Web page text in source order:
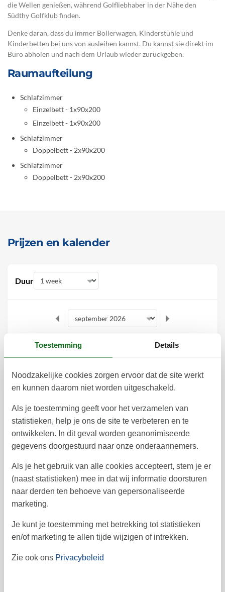
die Wellen genießen, während Golfliebhaber in der Nähe den
Südthy Golfklub finden.
Denke daran, dass du immer Bollerwagen, Kinderstühle und
Kinderbetten bei uns von ausleihen kannst. Du kannst sie direkt im
Büro abholen und nach dem Urlaub wieder zurückgeben.
Raumaufteilung
Schlafzimmer
Einzelbett - 1x90x200
Einzelbett - 1x90x200
Schlafzimmer
Doppelbett - 2x90x200
Schlafzimmer
Doppelbett - 2x90x200
Prijzen en kalender
Duur
ma di wo
36 1 2 3 4 5 6
38 14 15 16 17 18 19
39 21 22 23 24 25 26
41
oktober 2026
40 1 2 3 4
Toestemming Details
Noodzakelijke cookies zorgen ervoor dat de site werkt
en kunnen daarom niet worden uitgeschakeld.
Als je toestemming geeft voor het verzamelen van
statistieken, help je ons de site te verbeteren en te
ontwikkelen. In dit geval worden geanonimiseerde
gegevens doorgestuurd naar onze onderaannemers.
Als je het gebruik van alle cookies accepteert, stem je er
(naast statistieken) mee in dat wij informatie doorsturen
naar derden ten behoeve van gepersonaliseerde
marketing.
Je kunt je toestemming met betrekking tot statistieken
en/of marketing te allen tijde wijzigen of intrekken.
Zie ook ons Privacybeleid